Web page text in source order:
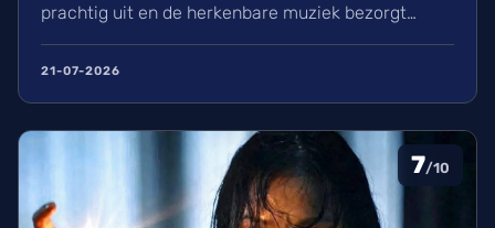
prachtig uit en de herkenbare muziek bezorgt
avontuur voor een heerlijke ervaring in de
21-07-2026
7/10